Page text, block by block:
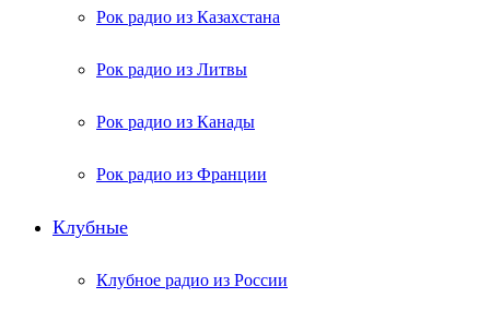
Рок радио из Казахстана
Рок радио из Литвы
Рок радио из Канады
Рок радио из Франции
Клубные
Клубное радио из России